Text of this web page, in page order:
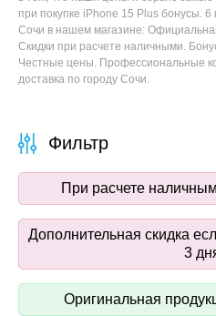
при покупке iPhone 15 Plus бонусы.
Сочи в нашем магазине:
Скидки при расчете наличными.
Честные цены. Профессиональные
доставка по городу Сочи.
При расчете
Дополнительная скидка
3
Оригинальная
Фильтр